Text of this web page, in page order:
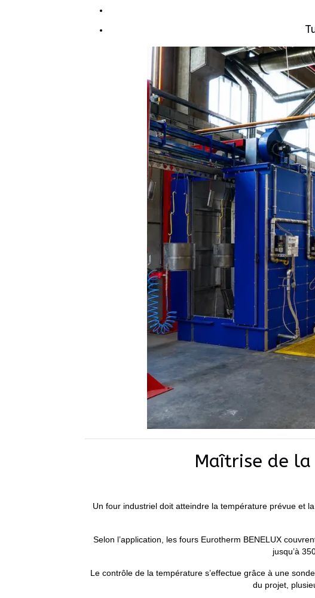
Maîtrise de
Un four industriel doit atteindre la température prévue et
Selon l’application, les fours Eurotherm BENELUX
jusqu’à
Le contrôle de la température s’effectue grâce à une
du projet,